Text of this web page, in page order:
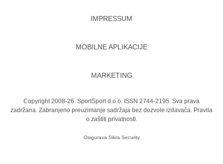
IMPRESSUM
MOBILNE APLIKACIJE
MARKETING
Copyright 2008-26. SportSport d.o.o. ISSN 2744-2195. Sva prava
zadržana. Zabranjeno preuzimanje sadržaja bez dozvole izdavača. Pravila
o zaštiti privatnosti.
Osigurava Sikra Security